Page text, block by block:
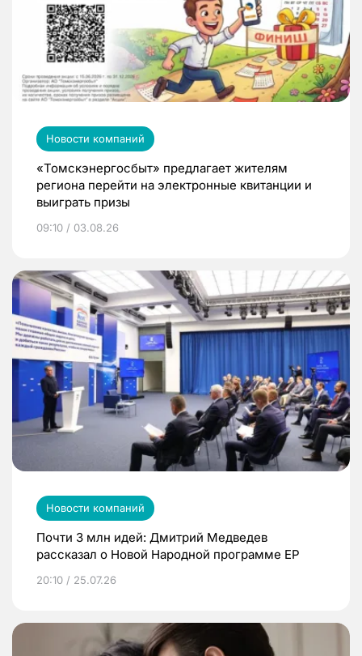
Новости компаний
«Томскэнергосбыт» предлагает жителям
региона перейти на электронные квитанции и
выиграть призы
09:10 / 03.08.26
Новости компаний
Почти 3 млн идей: Дмитрий Медведев
рассказал о Новой Народной программе ЕР
20:10 / 25.07.26